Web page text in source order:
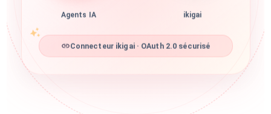
Agents IA ikigai
Connecteur ikigai · OAuth 2.0 sécurisé